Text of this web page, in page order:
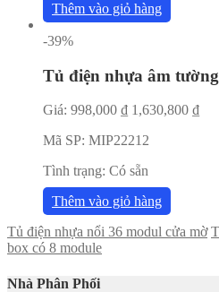
Thêm vào giỏ hàng
-39%
Tủ điện nhựa âm
Giá: 998,000 ₫ 1,630,800 ₫
Mã SP: MIP22212
Tình trạng: Có sẵn
Thêm vào giỏ hàng
Tủ điện nhựa nổi 36 modul cửa mờ
box có 8 module
Nhà Phân Phối